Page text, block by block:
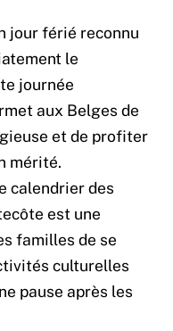
jour férié reconnu
le
journée
aux Belges de
et de profiter
mérité.
calendrier des
est une
familles de se
culturelles
pause après les